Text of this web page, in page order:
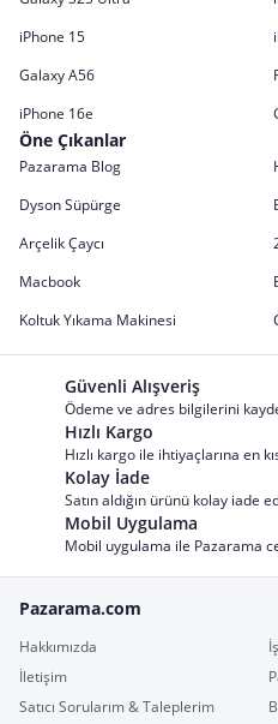
iPhone 15
Galaxy A56
iPhone 16e
Öne Çıkanlar
Pazarama Blog
Dyson Süpürge
Arçelik Çaycı
Macbook
Koltuk Yıkama Makinesi
Güvenli Alışveriş
Ödeme ve adres bilgilerini
Hızlı Kargo
Hızlı kargo ile ihtiyaçlarına en
Kolay İade
Satın aldığın ürünü kolay iade
Mobil Uygulama
Mobil uygulama ile Pazarama
Pazarama.com
Hakkımızda
İletişim
Satıcı Sorularım & Taleplerim